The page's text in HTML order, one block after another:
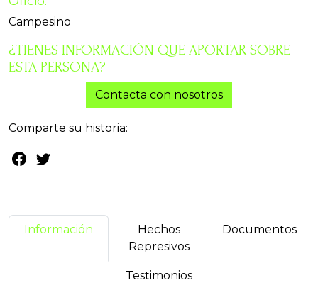
Campesino
¿TIENES INFORMACIÓN QUE APORTAR SOBRE
ESTA PERSONA?
Contacta con nosotros
Comparte su historia:
Información
Hechos
Represivos
Documentos
Testimonios